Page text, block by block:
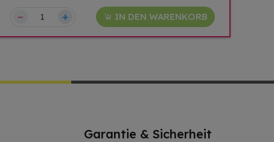
– + IN DEN WARENKORB
Garantie & Sicherheit